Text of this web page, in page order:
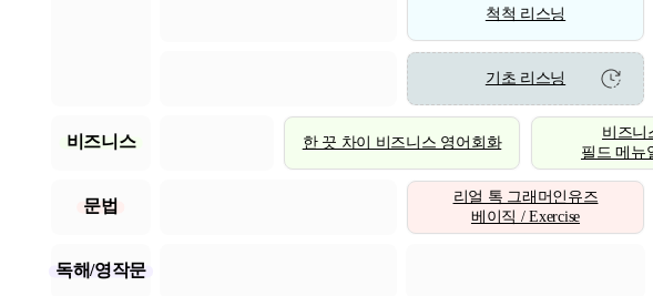
척척 리스닝
기초 리스닝
비즈니스 한 끗 차이 비즈니스 영어회화
비즈니
필드 메뉴
문법
리얼 톡 그래머인유즈
베이직 / Exercise
독해/영작문